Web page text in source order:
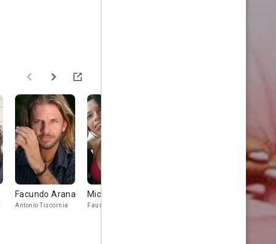
Facundo Arana
Antonio Tiscornia
Mica Suárez
Faustina Tiscornia
Nicolás
Francella